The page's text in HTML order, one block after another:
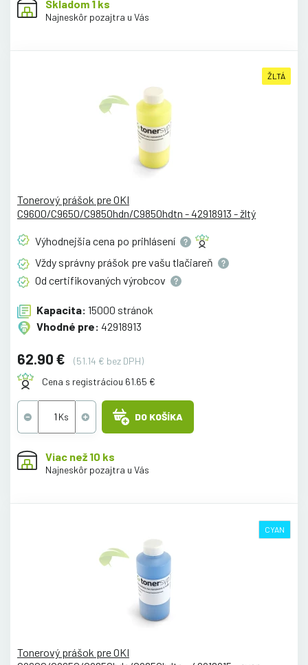
Skladom 1 ks
Najneskôr pozajtra u Vás
ŽLTÁ
Tonerový prášok pre OKI
C9600/C9650/C9850hdn/C9850hdtn - 42918913 - žltý
Výhodnejšia cena po prihlásení
Vždy správny prášok pre vašu tlačiareň
Od certifikovaných výrobcov
Kapacita: 15000 stránok
Vhodné pre: 42918913
62.90 €
(51.14 € bez DPH)
Cena s registráciou 61.65 €
DO KOŠÍKA
Viac než 10 ks
Najneskôr pozajtra u Vás
CYAN
Tonerový prášok pre OKI